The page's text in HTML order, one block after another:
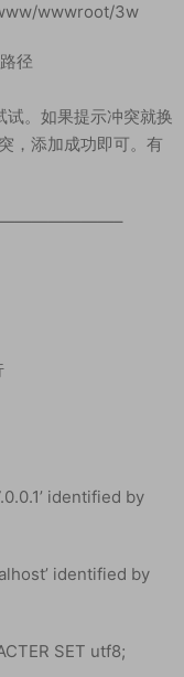
wwwroot/3w
径
。如果提示冲突就换
，添加成功即可。有
identified by
identified by
SET utf8;